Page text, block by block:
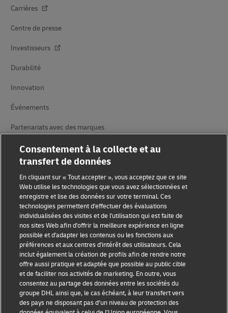
Carrières
Centre de presse
Investisseurs
Durabilité
Innovation
Événements
Partenariats avec des marques
Sensibilisation à la fraude
Mention légale
Conditions d’utilisation
Avis de confidentialité
Accessibilité
Informations complémentaires
Consentement à la collecte et au
transfert de données
En cliquant sur « Tout accepter », vous acceptez que ce site
Web utilise les technologies que vous avez sélectionnées et
enregistre et lise des données sur votre terminal. Ces
technologies permettent d'effectuer des évaluations
individualisées des visites et de l'utilisation qui est faite de
nos sites Web afin d'offrir la meilleure expérience en ligne
possible et d'adapter les contenus ou les fonctions aux
préférences et aux centres d'intérêt des utilisateurs. Cela
inclut également la création de profils afin de rendre notre
offre aussi pratique et adaptée que possible au public cible
et de faciliter nos activités de marketing. En outre, vous
consentez au partage des données entre les sociétés du
groupe DHL ainsi que, le cas échéant, à leur transfert vers
des pays ne disposant pas d’un niveau de protection des